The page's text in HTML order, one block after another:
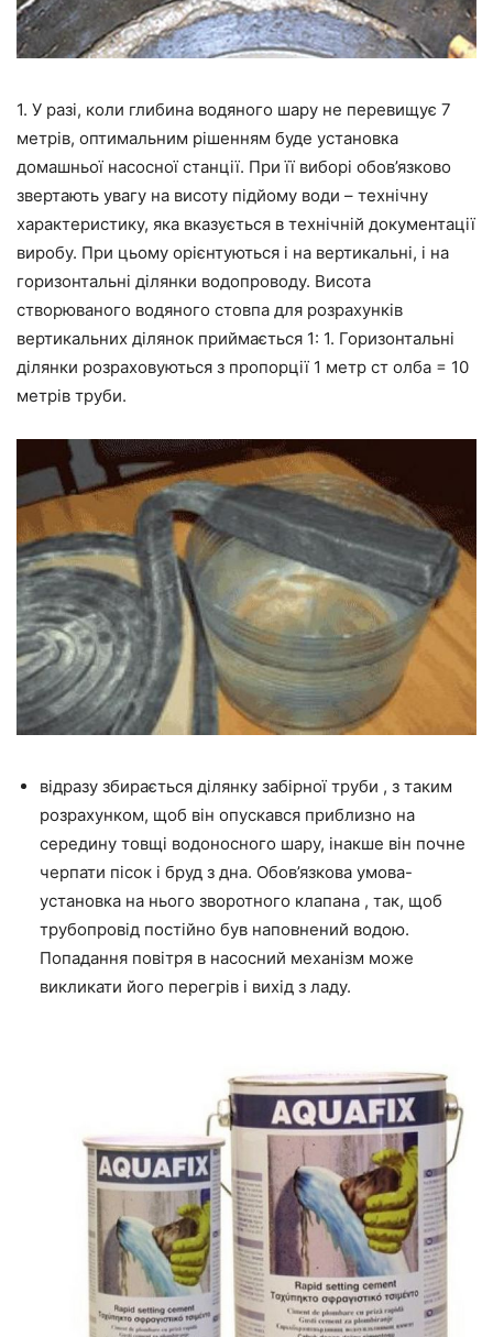
1. У разі, коли глибина водяного шару не перевищує 7
метрів, оптимальним рішенням буде установка
домашньої насосної станції. При її виборі обов’язково
звертають увагу на висоту підйому води – технічну
характеристику, яка вказується в технічній документації
виробу. При цьому орієнтуються і на вертикальні, і на
горизонтальні ділянки водопроводу. Висота
створюваного водяного стовпа для розрахунків
вертикальних ділянок приймається 1: 1. Горизонтальні
ділянки розраховуються з пропорції 1 метр ст олба = 10
метрів труби.
відразу збирається ділянку забірної труби , з таким
розрахунком, щоб він опускався приблизно на
середину товщі водоносного шару, інакше він почне
черпати пісок і бруд з дна. Обов’язкова умова-
установка на нього зворотного клапана , так, щоб
трубопровід постійно був наповнений водою.
Попадання повітря в насосний механізм може
викликати його перегрів і вихід з ладу.